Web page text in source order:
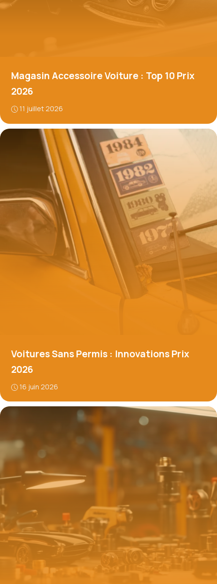
Magasin Accessoire Voiture : Top 10 Prix
2026
11 juillet 2026
Voitures Sans Permis : Innovations Prix
2026
16 juin 2026